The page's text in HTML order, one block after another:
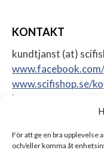
För att ge en bra upplevelse
och/eller komma åt
KONTAKT
kundtjanst (at)
www.scifishop.se/
konto
Sweden